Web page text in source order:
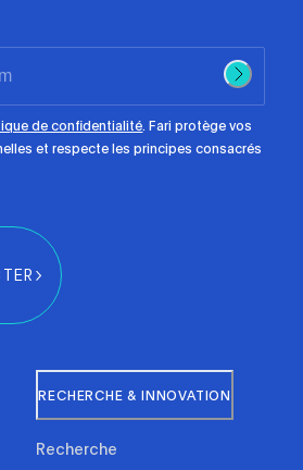
de confidentialité . Fari protège vos
et respecte les principes consacrés
RECHERCHE & INNOVATION
Recherche